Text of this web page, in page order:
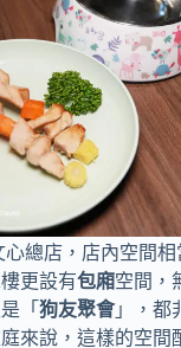
總店，店內空間相
更設有包廂空間，
「 狗友聚會」，都
來說，這樣的空間